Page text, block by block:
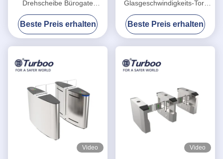
Drehscheibe Bürogate
Sicherheitsgate
Zugangskontrolle
Fußgängertor
Beste Preis erhalten
Glasgeschwindigkeits-Tor-
Drehkreuz mit hoher
Sicherheit für Bürogebäude
Beste Preis erhalten
Video Video